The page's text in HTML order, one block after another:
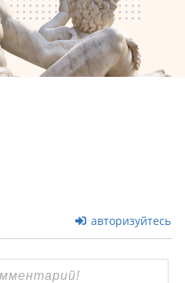
авторизуйтесь